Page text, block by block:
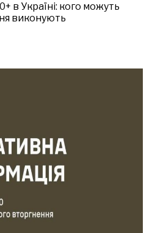
в Україні: кого можуть
виконують